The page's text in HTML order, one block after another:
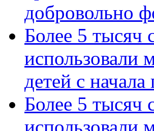
добровольно
Более 5 тысяч
использовали
детей с
Более 5 тысяч
использовали